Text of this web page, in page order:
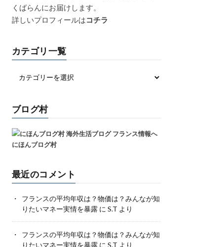
くばらんにお届けします。
詳しいプロフィールはコチラ
カテゴリ一覧
ブログ村
にほんブログ村
最近のコメント
フランスの平均年収は？物価は？みんなが知
りたいマネー実情を暴露に S.T より
フランスの平均年収は？物価は？みんなが知
りたいマネー実情を暴露に S.T より